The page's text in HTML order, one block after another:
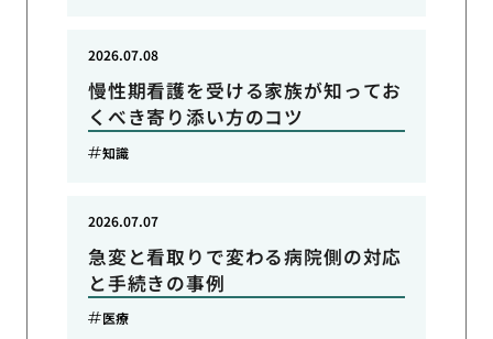
慢性期看護を受ける家族が知ってお
くべき寄り添い方のコツ
2026.07.08
知識
急変と看取りで変わる病院側の対応
と手続きの事例
2026.07.07
医療